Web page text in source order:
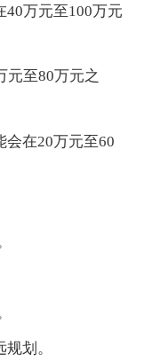
万元至100万元
至80万元之
在20万元至60
划。